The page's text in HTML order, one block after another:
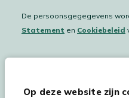
Op deze website zijn
De persoonsgegegevens
Statement en Cookiebeleid
Hulp & service